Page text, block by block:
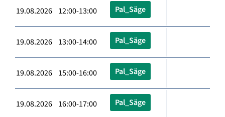
19.08.2026 12:00-13:00 Pal_Säge
19.08.2026 13:00-14:00 Pal_Säge
19.08.2026 15:00-16:00 Pal_Säge
19.08.2026 16:00-17:00 Pal_Säge